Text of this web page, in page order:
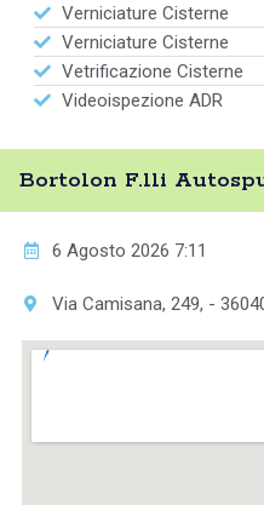
Verniciature Cisterne
Verniciature Cisterne
Vetrificazione Cisterne
Videoispezione ADR
Bortolon F.lli
6 Agosto 2026 7:11
Via Camisana, 249, -